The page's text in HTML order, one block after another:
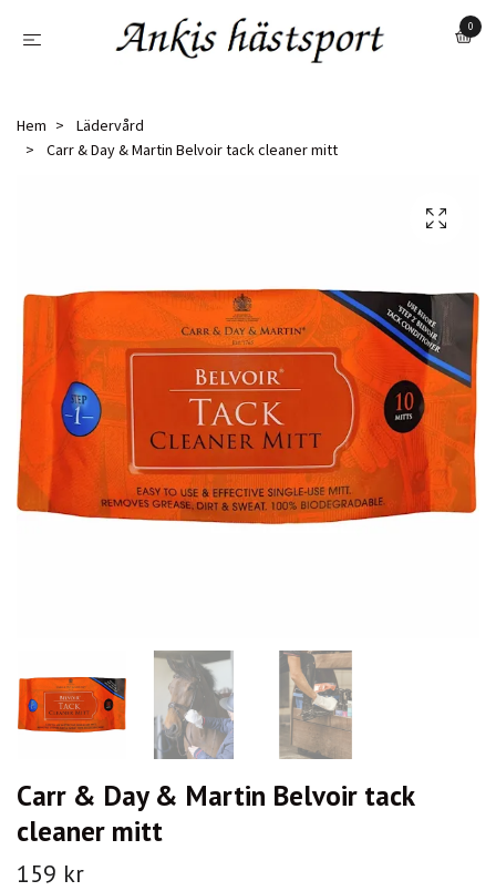
0
Hem
Lädervård
Carr & Day & Martin Belvoir tack cleaner mitt
Carr & Day & Martin Belvoir tack
cleaner mitt
159 kr